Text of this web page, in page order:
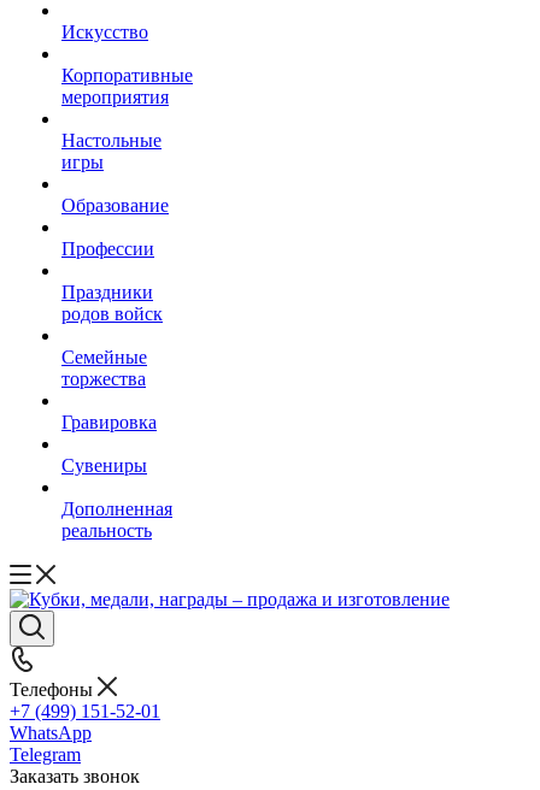
Искусство
Корпоративные
мероприятия
Настольные
игры
Образование
Профессии
Праздники
родов войск
Семейные
торжества
Гравировка
Сувениры
Дополненная
реальность
Телефоны
+7 (499) 151-52-01
WhatsApp
Telegram
Заказать звонок